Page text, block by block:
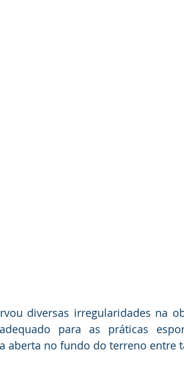
diversas irregularidades na
para as práticas
aberta no fundo do terreno entre